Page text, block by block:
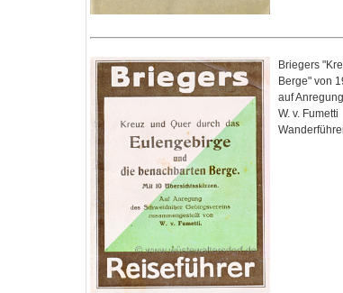
Briegers
Berge" von
auf
W. v. Fumetti